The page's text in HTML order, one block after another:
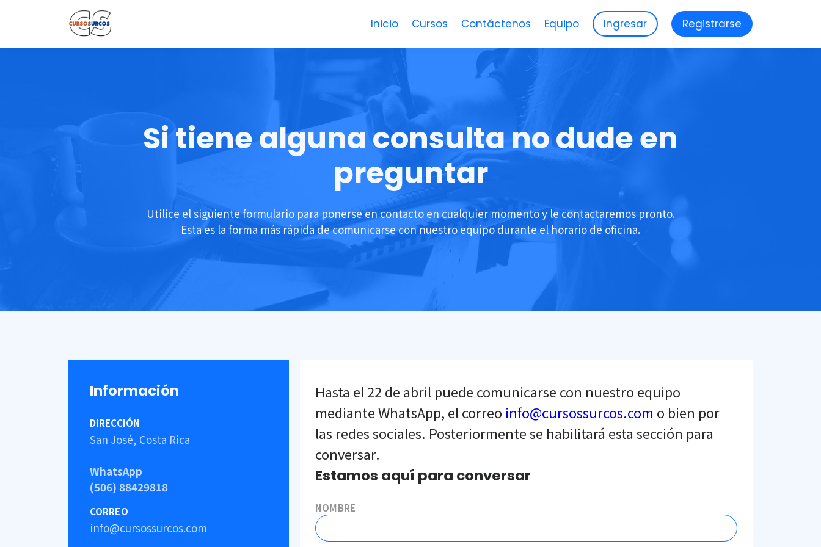
Inicio Cursos Contáctenos Equipo Ingresar Registrarse
Si tiene alguna consulta no dude en
preguntar
Utilice el siguiente formulario para ponerse en contacto en cualquier momento y le contactaremos pronto.
Esta es la forma más rápida de comunicarse con nuestro equipo durante el horario de oficina.
Información
DIRECCIÓN
San José, Costa Rica
WhatsApp
(506) 88429818
CORREO
info@cursossurcos.com
Hasta el 22 de abril puede comunicarse con nuestro equipo
mediante WhatsApp, el correo info@cursossurcos.com o bien por
las redes sociales. Posteriormente se habilitará esta sección para
conversar.
Estamos aquí para conversar
NOMBRE